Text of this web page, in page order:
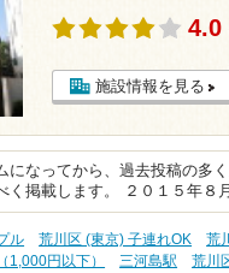
4.0
施設情報を見る
になってから、過去投稿の多
く掲載します。 ２０１５年
ル 荒川区 (東京) 子連れOK
荒
1,000円以下）
三河島駅 荒川